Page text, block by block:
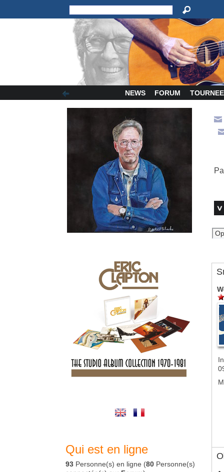
NEWS FORUM TOURNEE
Qui est en ligne
93 Personne(s) en ligne (80 Personne(s)